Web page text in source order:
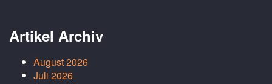
Artikel Archiv
August 2026
Juli 2026